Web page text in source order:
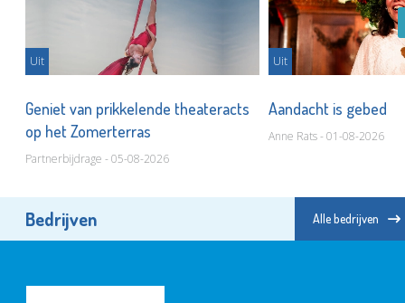
Uit
Geniet van prikkelende theateracts
op het Zomerterras
Partnerbijdrage - 05-08-2026
Uit
Aandacht is gebed
Anne Rats - 01-08-2026
Bedrijven Alle bedrijven